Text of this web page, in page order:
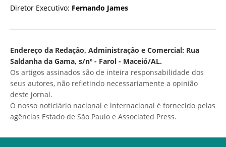
Diretor Executivo: Fernando James
Endereço da Redação, Administração e Comercial: Rua
Saldanha da Gama, s/nº - Farol - Maceió/AL.
Os artigos assinados são de inteira responsabilidade dos
seus autores, não refletindo necessariamente a opinião
deste jornal.
O nosso noticiário nacional e internacional é fornecido pelas
agências Estado de São Paulo e Associated Press.